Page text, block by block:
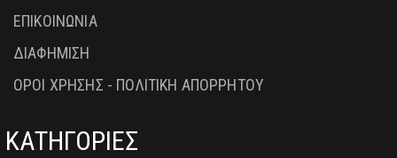
ΕΠΙΚΟΙΝΩΝΙΑ
ΔΙΑΦΗΜΙΣΗ
ΟΡΟΙ ΧΡΗΣΗΣ - ΠΟΛΙΤΙΚΗ ΑΠΟΡΡΗΤΟΥ
ΚΑΤΗΓΟΡΙΕΣ